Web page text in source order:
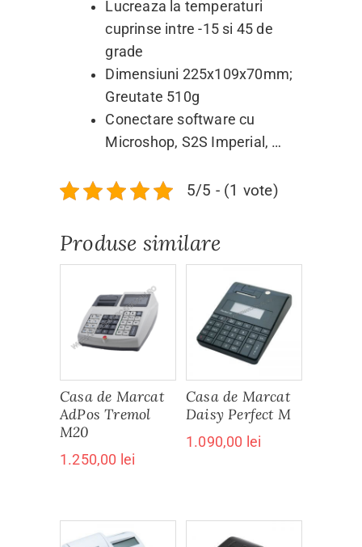
Lucreaza la temperaturi
cuprinse intre -15 si 45 de
grade
Dimensiuni 225x109x70mm;
Greutate 510g
Conectare software cu
Microshop, S2S Imperial, …
5/5 - (1 vote)
Produse similare
Casa de Marcat
AdPos Tremol
M20
1.250,00 lei
Casa de Marcat
Daisy Perfect M
1.090,00 lei